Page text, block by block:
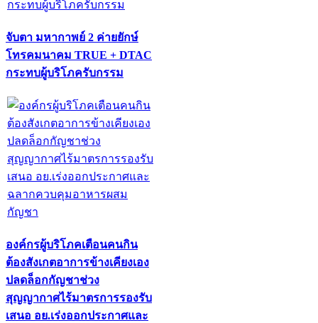
จับตา มหากาพย์ 2 ค่ายยักษ์
โทรคมนาคม TRUE + DTAC
กระทบผู้บริโภครับกรรม
องค์กรผู้บริโภคเตือนคนกิน
ต้องสังเกตอาการข้างเคียงเอง
ปลดล็อกกัญชาช่วง
สุญญากาศไร้มาตรการรองรับ
เสนอ อย.เร่งออกประกาศและ